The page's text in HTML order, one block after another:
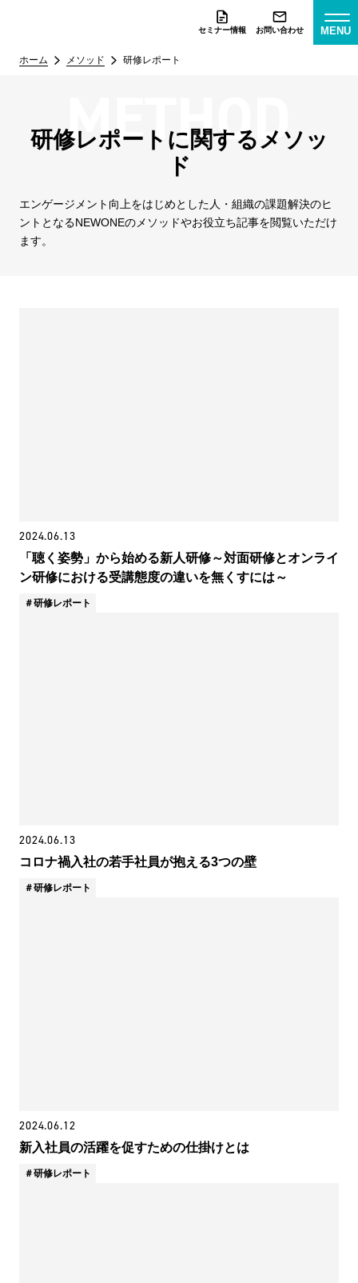
セミナー情報 お問い合わせ MENU
ホーム メソッド 研修レポート
研修レポートに関するメソッ
ド
エンゲージメント向上をはじめとした人・組織の課題解決のヒ
ントとなるNEWONEのメソッドやお役立ち記事を閲覧いただけ
ます。
2024.06.13
「聴く姿勢」から始める新人研修～対面研修とオンライ
ン研修における受講態度の違いを無くすには～
研修レポート
2024.06.13
コロナ禍入社の若手社員が抱える3つの壁
研修レポート
2024.06.12
新入社員の活躍を促すための仕掛けとは
研修レポート